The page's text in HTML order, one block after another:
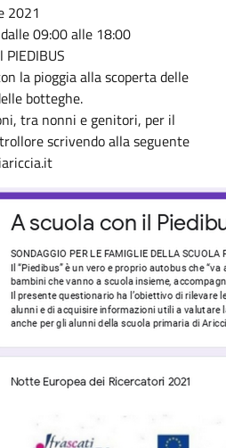
2021
dalle 09:00 alle 18:00
la pioggia alla scoperta delle
botteghe.
tra nonni e genitori, per il
scrivendo alla seguente